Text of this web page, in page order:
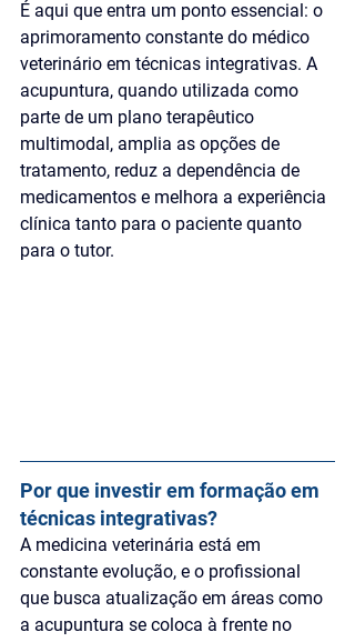
É aqui que entra um ponto essencial: o
aprimoramento constante do médico
veterinário em técnicas integrativas. A
acupuntura, quando utilizada como
parte de um plano terapêutico
multimodal, amplia as opções de
tratamento, reduz a dependência de
medicamentos e melhora a experiência
clínica tanto para o paciente quanto
para o tutor.
Por que investir em formação em
técnicas integrativas?
A medicina veterinária está em
constante evolução, e o profissional
que busca atualização em áreas como
a acupuntura se coloca à frente no